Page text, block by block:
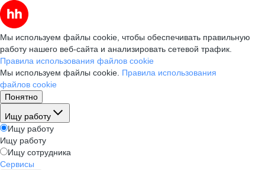
Мы используем файлы cookie, чтобы обеспечивать правильную
работу нашего веб-сайта и анализировать сетевой трафик.
Правила использования файлов cookie
Мы используем файлы cookie. Правила использования
файлов cookie
Понятно
Ищу работу
Ищу работу
Ищу работу
Ищу сотрудника
Сервисы